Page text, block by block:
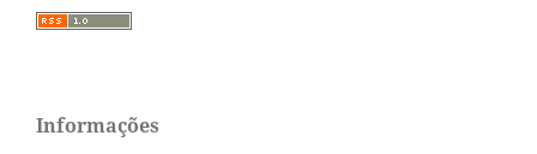
Informações